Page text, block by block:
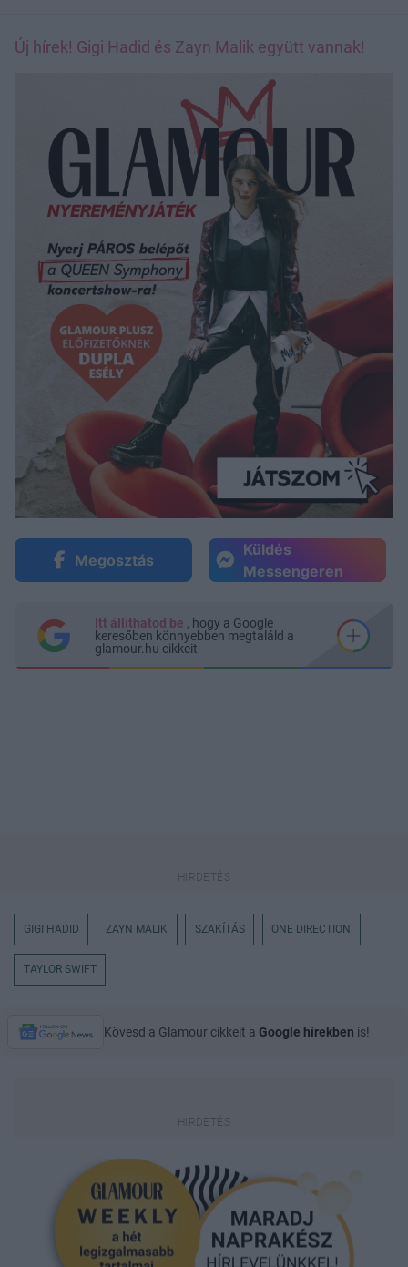
Új hírek! Gigi Hadid és Zayn Malik együtt vannak!
Megosztás
Küldés
Messengeren
Itt állíthatod be , hogy a Google
keresőben könnyebben megtaláld a
glamour.hu cikkeit
GIGI HADID ZAYN MALIK SZAKÍTÁS ONE DIRECTION
TAYLOR SWIFT
Kövesd a Glamour cikkeit a Google hírekben is!